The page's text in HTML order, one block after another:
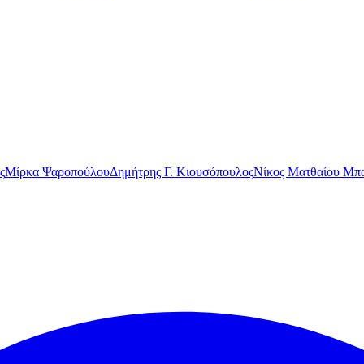
Μίρκα ΨαροπούλουΔημήτρης Γ. ΚιουσόπουλοςΝίκος Ματθαίου